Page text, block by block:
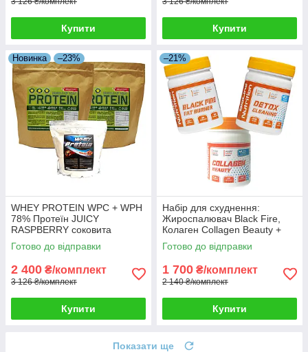
Купити Купити
Новинка –23%
WHEY PROTEIN WPC + WPH
78% Протеїн JUICY
RASPBERRY соковита
малина 4 кг HUNGARY + 5й
кг у Подарунок!
Готово до відправки
2 400 ₴/комплект
3 126 ₴/комплект
Купити
–21%
Набір для схуднення:
Жироспалювач Black Fire,
Колаген Collagen Beauty +
Детокс Detox Cleaning у
подарунок
Готово до відправки
1 700 ₴/комплект
2 140 ₴/комплект
Купити
Показати ще